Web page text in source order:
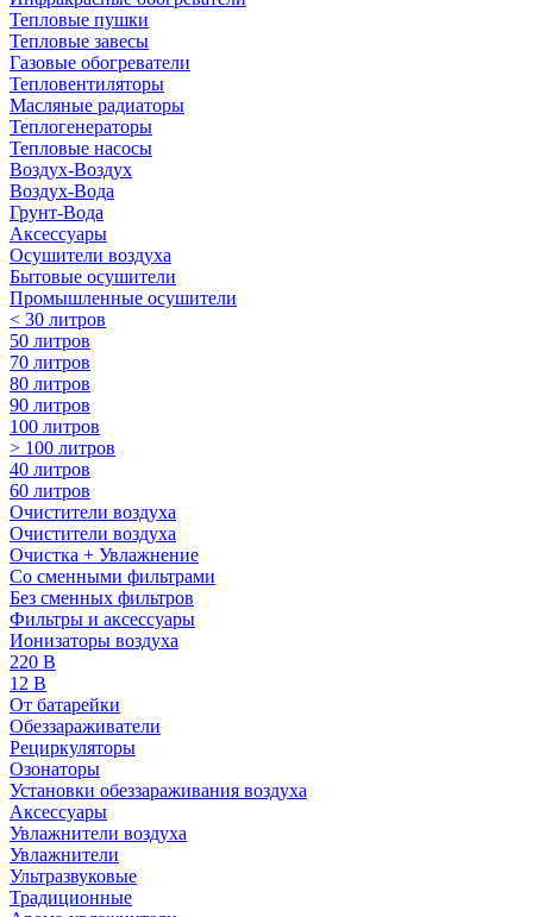
Тепловые пушки
Тепловые завесы
Газовые обогреватели
Тепловентиляторы
Масляные радиаторы
Теплогенераторы
Тепловые насосы
Воздух-Воздух
Воздух-Вода
Грунт-Вода
Аксессуары
Осушители воздуха
Бытовые осушители
Промышленные осушители
< 30 литров
50 литров
70 литров
80 литров
90 литров
100 литров
> 100 литров
40 литров
60 литров
Очистители воздуха
Очистители воздуха
Очистка + Увлажнение
Cо сменными фильтрами
Без сменных фильтров
Фильтры и аксессуары
Ионизаторы воздуха
220 В
12 В
От батарейки
Обеззараживатели
Рециркуляторы
Озонаторы
Установки обеззараживания воздуха
Аксессуары
Увлажнители воздуха
Увлажнители
Ультразвуковые
Традиционные